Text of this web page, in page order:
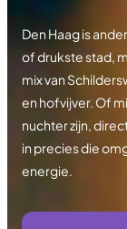
Den Haag is
of drukste stad,
mix van
en hofvijver. Of
nuchter zijn,
in precies die
energie.